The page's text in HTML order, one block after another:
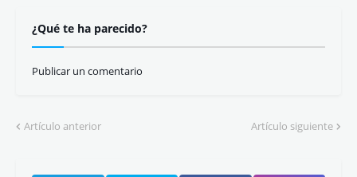
¿Qué te ha parecido?
Publicar un comentario
Artículo anterior Artículo siguiente